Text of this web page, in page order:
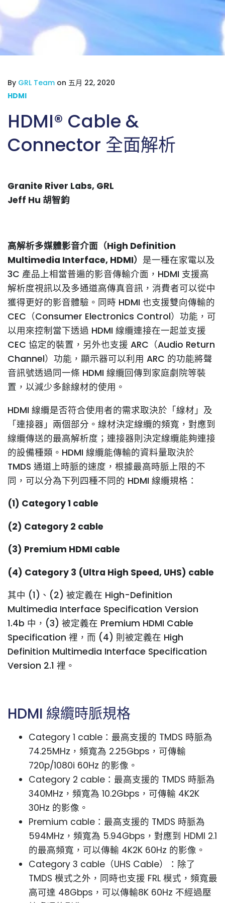
By GRL Team on 五月 22, 2020
HDMI
HDMI® Cable &
Connector 全面解析
Granite River Labs, GRL
Jeff Hu 胡智鈞
高解析多媒體影音介面（High Definition
Multimedia Interface, HDMI） 是一種在家電以及
3C 產品上相當普遍的影音傳輸介面，HDMI 支援高
解析度視訊以及多通道高傳真音訊，消費者可以從中
獲得更好的影音體驗。同時 HDMI 也支援雙向傳輸的
CEC（Consumer Electronics Control）功能，可
以用來控制當下透過 HDMI 線纜連接在一起並支援
CEC 協定的裝置，另外也支援 ARC（Audio Return
Channel）功能，顯示器可以利用 ARC 的功能將聲
音訊號透過同一條 HDMI 線纜回傳到家庭劇院等裝
置，以減少多餘線材的使用。
HDMI 線纜是否符合使用者的需求取決於「線材」及
「連接器」兩個部分。線材決定線纜的頻寬，對應到
線纜傳送的最高解析度；連接器則決定線纜能夠連接
的設備種類。HDMI 線纜能傳輸的資料量取決於
TMDS 通道上時脈的速度，根據最高時脈上限的不
同，可以分為下列四種不同的 HDMI 線纜規格：
(1) Category 1 cable
(2) Category 2 cable
(3) Premium HDMI cable
(4) Category 3 (Ultra High Speed, UHS) cable
其中 (1)、(2) 被定義在 High-Definition
Multimedia Interface Specification Version
1.4b 中，(3) 被定義在 Premium HDMI Cable
Specification 裡，而 (4) 則被定義在 High
Definition Multimedia Interface Specification
Version 2.1 裡。
HDMI 線纜時脈規格
Category 1 cable：最高支援的 TMDS 時脈為
74.25MHz，頻寬為 2.25Gbps，可傳輸
720p/1080i 60Hz 的影像。
Category 2 cable：最高支援的 TMDS 時脈為
340MHz，頻寬為 10.2Gbps，可傳輸 4K2K
30Hz 的影像。
Premium cable：最高支援的 TMDS 時脈為
594MHz，頻寬為 5.94Gbps，對應到 HDMI 2.1
的最高頻寬，可以傳輸 4K2K 60Hz 的影像。
Category 3 cable（UHS Cable）：除了
TMDS 模式之外，同時也支援 FRL 模式，頻寬最
高可達 48Gbps，可以傳輸8K 60Hz 不經過壓